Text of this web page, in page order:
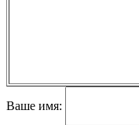
Ваше имя: